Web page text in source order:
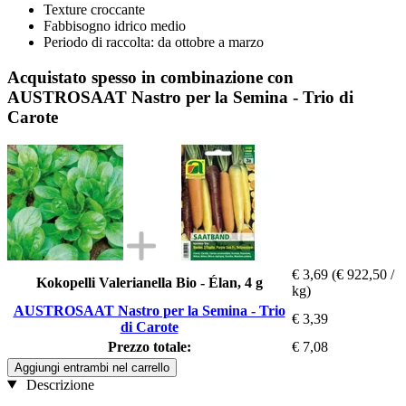
Texture croccante
Fabbisogno idrico medio
Periodo di raccolta: da ottobre a marzo
Acquistato spesso in combinazione con
AUSTROSAAT Nastro per la Semina - Trio di
Carote
Kokopelli Valerianella Bio - Élan, 4 g
€ 3,69 (€ 922,50 /
kg)
AUSTROSAAT Nastro per la Semina - Trio
di Carote
€ 3,39
Prezzo totale:
€ 7,08
Aggiungi entrambi nel carrello
Descrizione